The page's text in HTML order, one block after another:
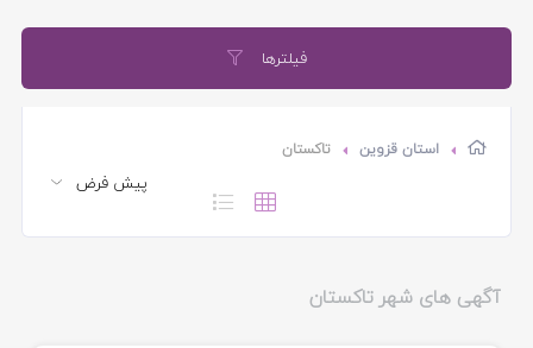
فیلترها
استان قزوین تاکستان
آگهی های شهر تاکستان